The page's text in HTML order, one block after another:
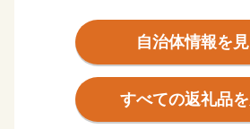
平坦な地形と豊かな水、気候など
おり、江戸時代には、お蔵米とし
いた由緒あるお米が産み出されてい
また、町の特産として、県内でも
自治体情報を
すべての返礼品